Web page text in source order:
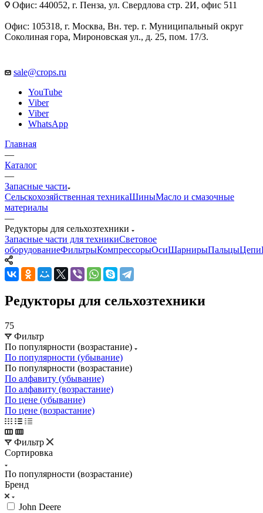
Офис: 440052, г. Пенза, ул. Свердлова стр. 2И, офис 511
Офис: 105318, г. Москва, Вн. тер. г. Муниципальный округ
Соколиная гора, Мироновская ул., д. 25, пом. 17/3.
sale@crops.ru
YouTube
Viber
Viber
WhatsApp
Главная
—
Каталог
—
Запасные части
Сельскохозяйственная техникаШиныМасло и смазочные
материалы
—
Редукторы для сельхозтехники
Запасные части для техникиСветовое
оборудованиеФильтрыКомпрессорыОсиШарнирыПальцыЦепи
Редукторы для сельхозтехники
75
Фильтр
По популярности (возрастание)
По популярности (убывание)
По популярности (возрастание)
По алфавиту (убывание)
По алфавиту (возрастание)
По цене (убывание)
По цене (возрастание)
Фильтр
Сортировка
По популярности (возрастание)
Бренд
John Deere